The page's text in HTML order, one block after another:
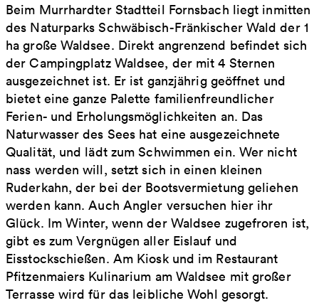
Beim Murrhardter Stadtteil Fornsbach liegt inmitten
des Naturparks Schwäbisch-Fränkischer Wald der 1
ha große Waldsee. Direkt angrenzend befindet sich
der Campingplatz Waldsee, der mit 4 Sternen
ausgezeichnet ist. Er ist ganzjährig geöffnet und
bietet eine ganze Palette familienfreundlicher
Ferien- und Erholungsmöglichkeiten an. Das
Naturwasser des Sees hat eine ausgezeichnete
Qualität, und lädt zum Schwimmen ein. Wer nicht
nass werden will, setzt sich in einen kleinen
Ruderkahn, der bei der Bootsvermietung geliehen
werden kann. Auch Angler versuchen hier ihr
Glück. Im Winter, wenn der Waldsee zugefroren ist,
gibt es zum Vergnügen aller Eislauf und
Eisstockschießen. Am Kiosk und im Restaurant
Pfitzenmaiers Kulinarium am Waldsee mit großer
Terrasse wird für das leibliche Wohl gesorgt.